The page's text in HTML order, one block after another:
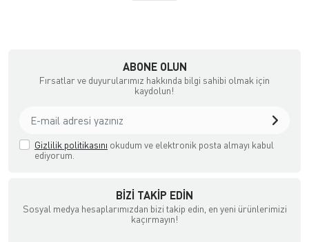
ABONE OLUN
Fırsatlar ve duyurularımız hakkında bilgi sahibi olmak için
kaydolun!
Gizlilik politikasını okudum ve elektronik posta almayı kabul
ediyorum.
BIZI TAKIP EDIN
Sosyal medya hesaplarımızdan bizi takip edin, en yeni ürünlerimizi
kaçırmayın!